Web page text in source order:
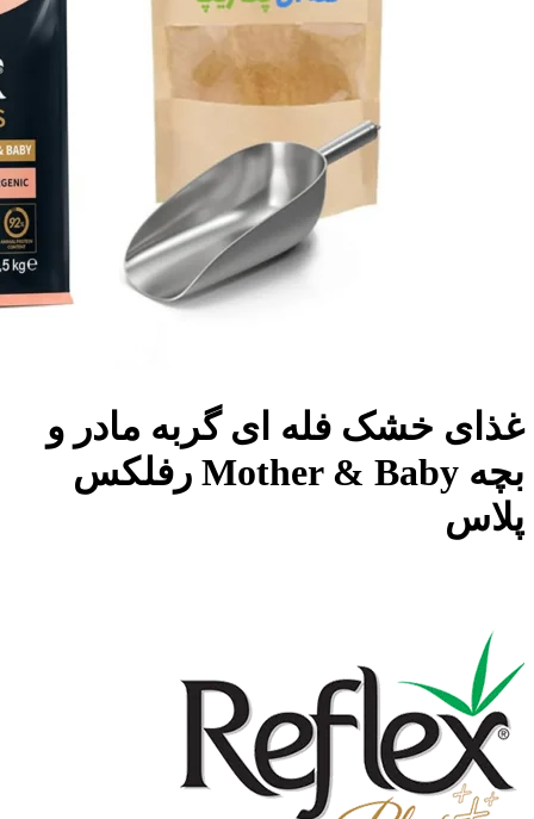
غذای خشک فله ای گربه مادر و
بچه Mother & Baby رفلکس
پلاس